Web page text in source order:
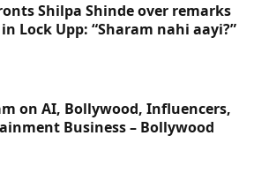
Shilpa Shinde over remarks
Lock Upp: “Sharam nahi aayi?”
on AI, Bollywood, Influencers,
Business – Bollywood